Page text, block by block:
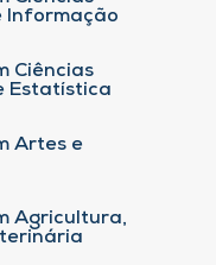
Informação
Ciências
Estatística
Artes e
Agricultura,